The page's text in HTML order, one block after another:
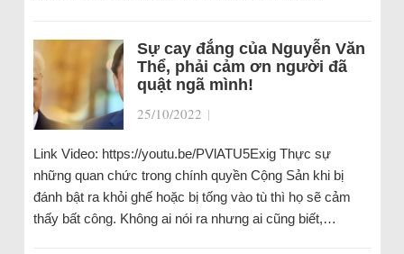
Sự cay đắng của Nguyễn Văn
Thể, phải cảm ơn người đã
quật ngã mình!
25/10/2022 |
Link Video: https://youtu.be/PVlATU5Exig Thực sự
những quan chức trong chính quyền Cộng Sản khi bị
đánh bật ra khỏi ghế hoặc bị tống vào tù thì họ sẽ cảm
thấy bất công. Không ai nói ra nhưng ai cũng biết,…